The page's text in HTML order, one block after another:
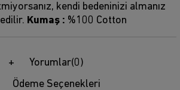
kendi bedeninizi almanız
Kumaş : %100 Cotton
Yorumlar(0)
Ödeme Seçenekleri